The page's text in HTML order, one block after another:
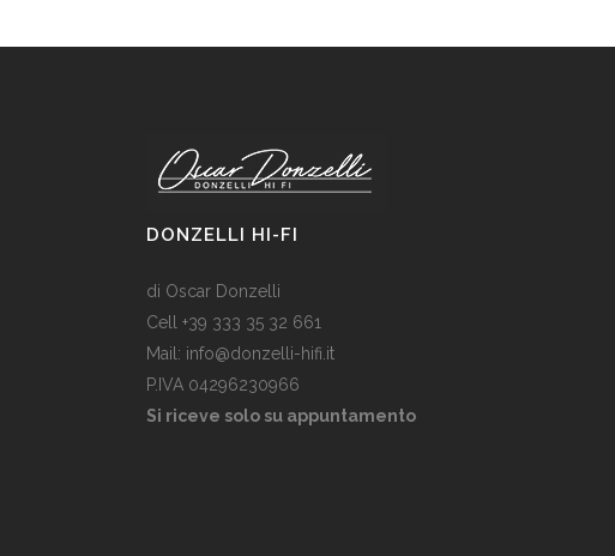
DONZELLI HI-FI
di Oscar Donzelli
Cell +39 333 35 32 661
Mail: info@donzelli-hifi.it
P.IVA 04296230966
Si riceve solo su appuntamento